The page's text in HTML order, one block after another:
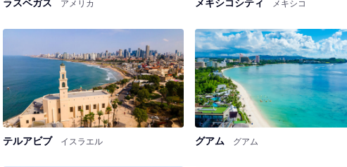
テルアビブ イスラエル グアム グアム